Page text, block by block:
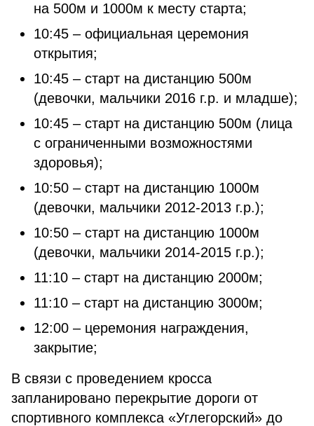
на 500м и 1000м к месту старта;
10:45 – официальная церемония
открытия;
10:45 – старт на дистанцию 500м
(девочки, мальчики 2016 г.р. и младше);
10:45 – старт на дистанцию 500м (лица
с ограниченными возможностями
здоровья);
10:50 – старт на дистанцию 1000м
(девочки, мальчики 2012-2013 г.р.);
10:50 – старт на дистанцию 1000м
(девочки, мальчики 2014-2015 г.р.);
11:10 – старт на дистанцию 2000м;
11:10 – старт на дистанцию 3000м;
12:00 – церемония награждения,
закрытие;
В связи с проведением кросса
запланировано перекрытие дороги от
спортивного комплекса «Углегорский» до